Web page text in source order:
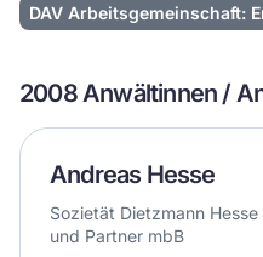
DAV Arbeitsgemeinschaft:
2008 Anwältinnen /
Andreas Hesse
Sozietät Dietzmann Hesse
und Partner mbB